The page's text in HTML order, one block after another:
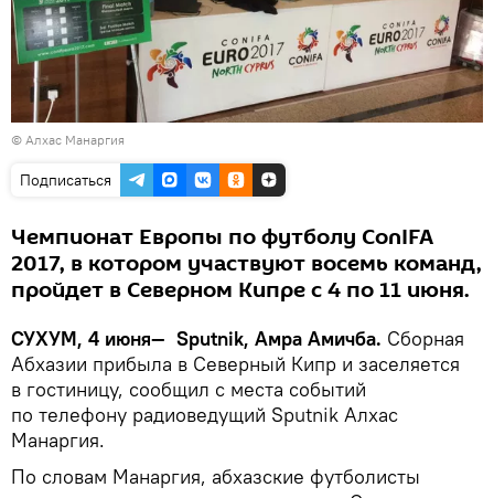
© Алхас Манаргия
Подписаться
Чемпионат Европы по футболу ConIFA
2017, в котором участвуют восемь команд,
пройдет в Северном Кипре с 4 по 11 июня.
СУХУМ, 4 июня— Sputnik, Амра Амичба. Сборная
Абхазии прибыла в Северный Кипр и заселяется
в гостиницу, сообщил с места событий
по телефону радиоведущий Sputnik Алхас
Манаргия.
По словам Манаргия, абхазские футболисты